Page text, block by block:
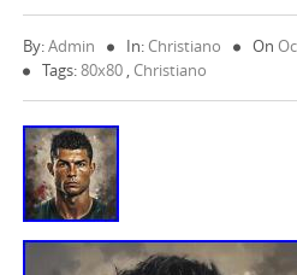
By:Admin In: Christiano On
Tags:80x80 , Christiano